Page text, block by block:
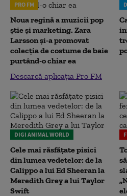
PRO FM
Noua regină a muzicii pop
știe și marketing. Zara
Larsson și-a promovat
colecția de costume de baie
purtând-o chiar ea
Descarcă aplicația Pro FM
DIGI ANIMAL WORLD
Cele mai răsfățate pisici
din lumea vedetelor: de la
Calippo a lui Ed Sheeran la
Meredith Grey a lui Taylor
Swift